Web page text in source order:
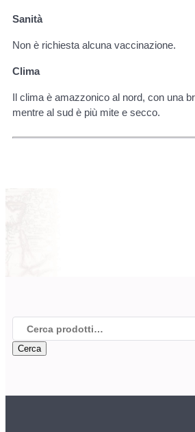
Sanità
Non è richiesta alcuna vaccinazione.
Clima
Il clima è amazzonico al nord, con una
mentre al sud è più mite e secco.
Cerca:
Cerca